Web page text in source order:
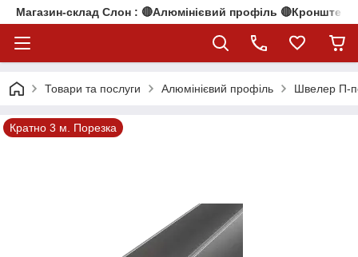
Магазин-склад Слон : 🔴Алюмінієвий профіль
Товари та послуги Алюмінієвий профіль Швелер П-
Кратно 3 м. Порезка